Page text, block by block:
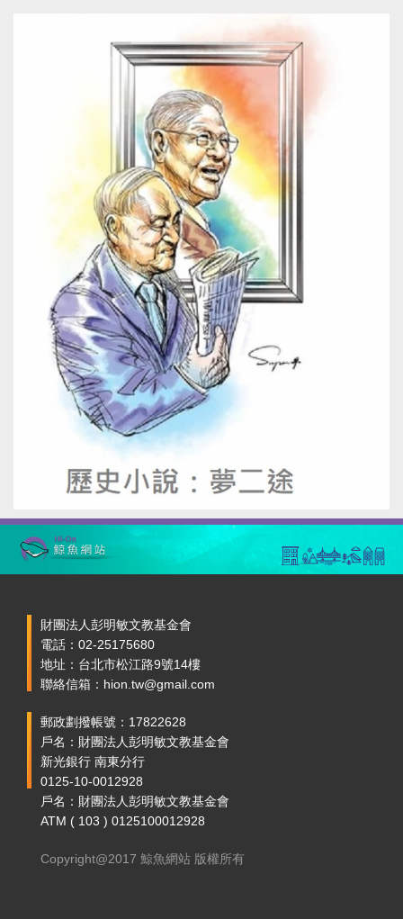
財團法人彭明敏文教基金會
電話：02-25175680
地址：台北市松江路9號14樓
聯絡信箱：hion.tw@gmail.com
郵政劃撥帳號：17822628
戶名：財團法人彭明敏文教基金會
新光銀行 南東分行
0125-10-0012928
戶名：財團法人彭明敏文教基金會
ATM ( 103 ) 0125100012928
Copyright@2017 鯨魚網站 版權所有